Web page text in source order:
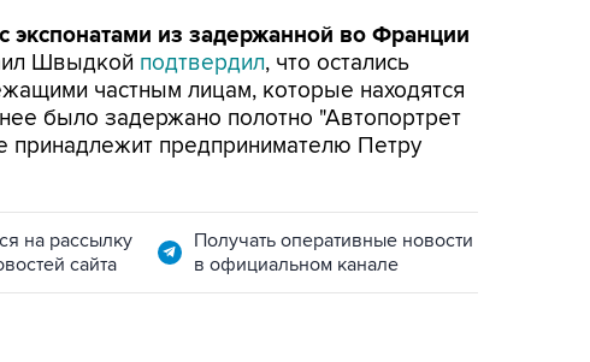
из задержанной во Франции
Швыдкой подтвердил, что остались
частным лицам, которые находятся
было задержано полотно "Автопортрет
принадлежит предпринимателю Петру
на рассылку
сайта
Получать оперативные новости
в официальном канале